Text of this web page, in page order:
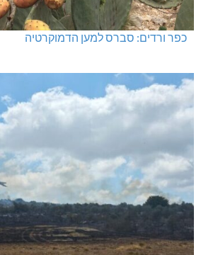
כפר ורדים: סברס למען הדמוקרטיה